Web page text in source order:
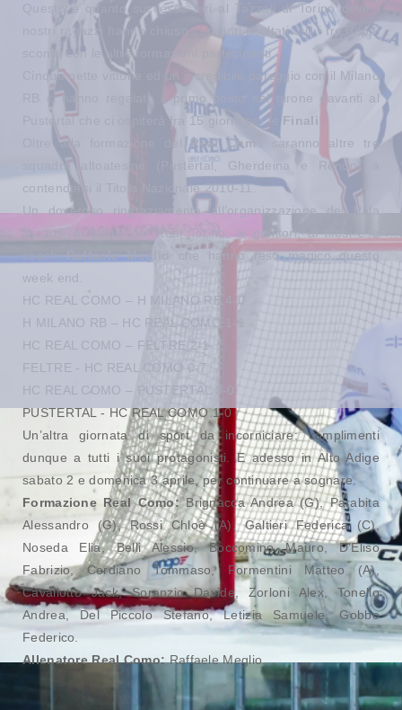
Questo è quanto successo ieri al Tazzoli di Torino dove i
nostri ragazzi hanno chiuso con tutti risultati utili i tre doppi
scontri con le altre formazioni partecipanti.
Cinque nette vittorie ed un incredibile pareggio con il Milano
RB ci hanno regalato il primo posto nel girone davanti al
Pustertal che ci ospiterà fra 15 giorni per le Finali
Oltre alla formazione delReal Com
o saranno altre tre
squadre altoatesine (Pustertal, Gherdeina e Renon) a
contendersi il Titolo Nazionale 2010-11.
Un doveroso ringraziamento all’organizzazione del Pala
Tazzoli, ai cugini del Real Torino, ai genitori, ai tifosi e a
coachRaffaele Meglio
che hanno reso magico questo
week end.
HC REAL COMO – H MILANO RB 4-0
H MILANO RB – HC REAL COMO 1-1
HC REAL COMO – FELTRE 2-1
FELTRE - HC REAL COMO 0-7
HC REAL COMO – PUSTERTAL 3-0
PUSTERTAL - HC REAL COMO 1-0
Un’altra giornata di sport da incorniciare: complimenti
dunque a tutti i suoi protagonisti. E adesso in Alto Adige
sabato 2 e domenica 3 aprile, per continuare a sognare.
Formazione Real Como:Brignacca Andrea (G), Parabita
Alessandro (G), Rossi Chloè (A), Galtieri Federica (C),
Noseda Elia, Belli Alessio, Boccomino Mauro, D’Eliso
Fabrizio, Cordiano Tommaso, Formentini Matteo (A),
Cavallotto Jack, Soranzio Davide, Zorloni Alex, Tonello
Andrea, Del Piccolo Stefano, Letizia Samuele, Gobbo
Federico.
Allenatore Real Como:Raffaele Meglio.